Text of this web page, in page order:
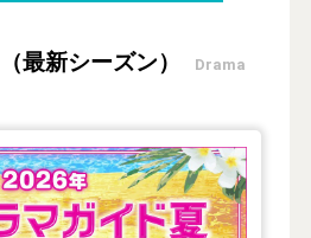
最新シーズン） Drama
ラマガイド